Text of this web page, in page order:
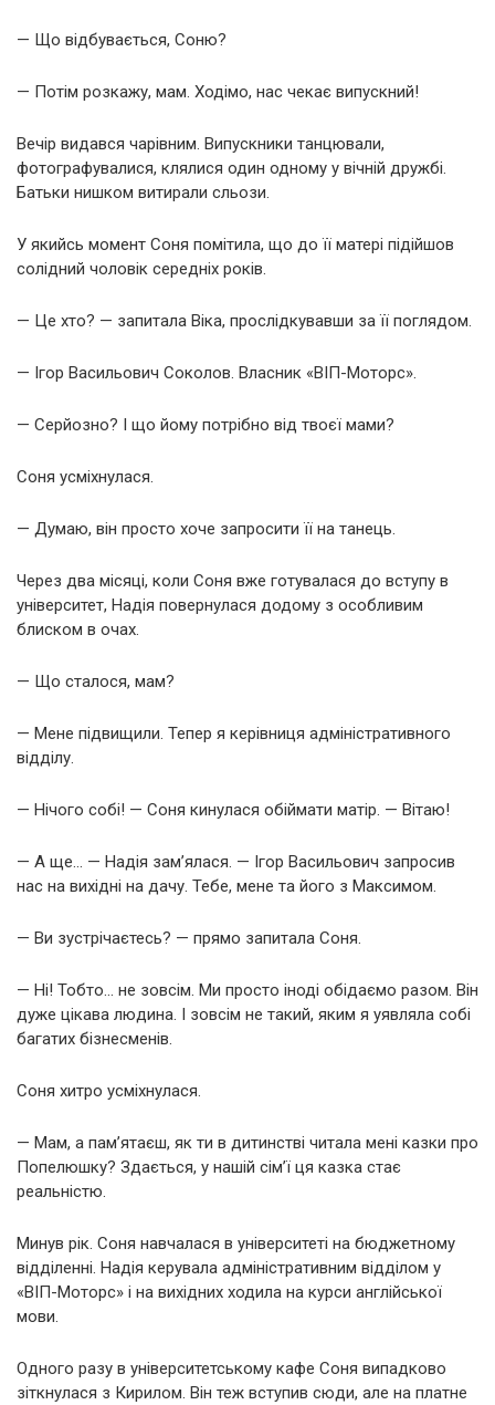
— Що відбувається, Соню?
— Потім розкажу, мам. Ходімо, нас чекає випускний!
Вечір видався чарівним. Випускники танцювали,
фотографувалися, клялися один одному у вічній дружбі.
Батьки нишком витирали сльози.
У якийсь момент Соня помітила, що до її матері підійшов
солідний чоловік середніх років.
— Це хто? — запитала Віка, прослідкувавши за її поглядом.
— Ігор Васильович Соколов. Власник «ВІП-Моторс».
— Серйозно? І що йому потрібно від твоєї мами?
Соня усміхнулася.
— Думаю, він просто хоче запросити її на танець.
Через два місяці, коли Соня вже готувалася до вступу в
університет, Надія повернулася додому з особливим
блиском в очах.
— Що сталося, мам?
— Мене підвищили. Тепер я керівниця адміністративного
відділу.
— Нічого собі! — Соня кинулася обіймати матір. — Вітаю!
— А ще… — Надія зам’ялася. — Ігор Васильович запросив
нас на вихідні на дачу. Тебе, мене та його з Максимом.
— Ви зустрічаєтесь? — прямо запитала Соня.
— Ні! Тобто… не зовсім. Ми просто іноді обідаємо разом. Він
дуже цікава людина. І зовсім не такий, яким я уявляла собі
багатих бізнесменів.
Соня хитро усміхнулася.
— Мам, а пам’ятаєш, як ти в дитинстві читала мені казки про
Попелюшку? Здається, у нашій сім’ї ця казка стає
реальністю.
Минув рік. Соня навчалася в університеті на бюджетному
відділенні. Надія керувала адміністративним відділом у
«ВІП-Моторс» і на вихідних ходила на курси англійської
мови.
Одного разу в університетському кафе Соня випадково
зіткнулася з Кирилом. Він теж вступив сюди, але на платне